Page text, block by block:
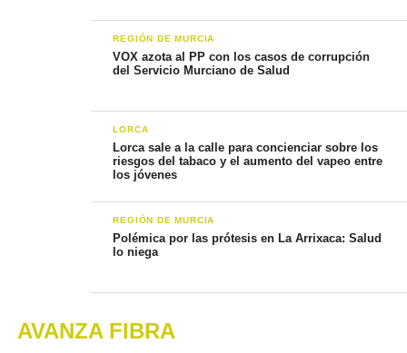
REGIÓN DE MURCIA
VOX azota al PP con los casos de corrupción
del Servicio Murciano de Salud
LORCA
Lorca sale a la calle para concienciar sobre los
riesgos del tabaco y el aumento del vapeo entre
los jóvenes
REGIÓN DE MURCIA
Polémica por las prótesis en La Arrixaca: Salud
lo niega
AVANZA FIBRA